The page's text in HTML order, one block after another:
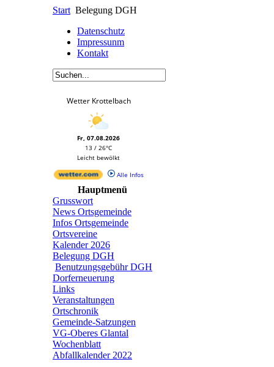
Start Belegung DGH
Datenschutz
Impressunm
Kontakt
Wetter Krottelbach
Fr, 07.08.2026
13 / 26°C
Leicht bewölkt
Alle Infos
Hauptmenü
Grusswort
News Ortsgemeinde
Infos Ortsgemeinde
Ortsvereine
Kalender 2026
Belegung DGH
Benutzungsgebühr DGH
Dorferneuerung
Links
Veranstaltungen
Ortschronik
Gemeinde-Satzungen
VG-Oberes Glantal
Wochenblatt
Abfallkalender 2022